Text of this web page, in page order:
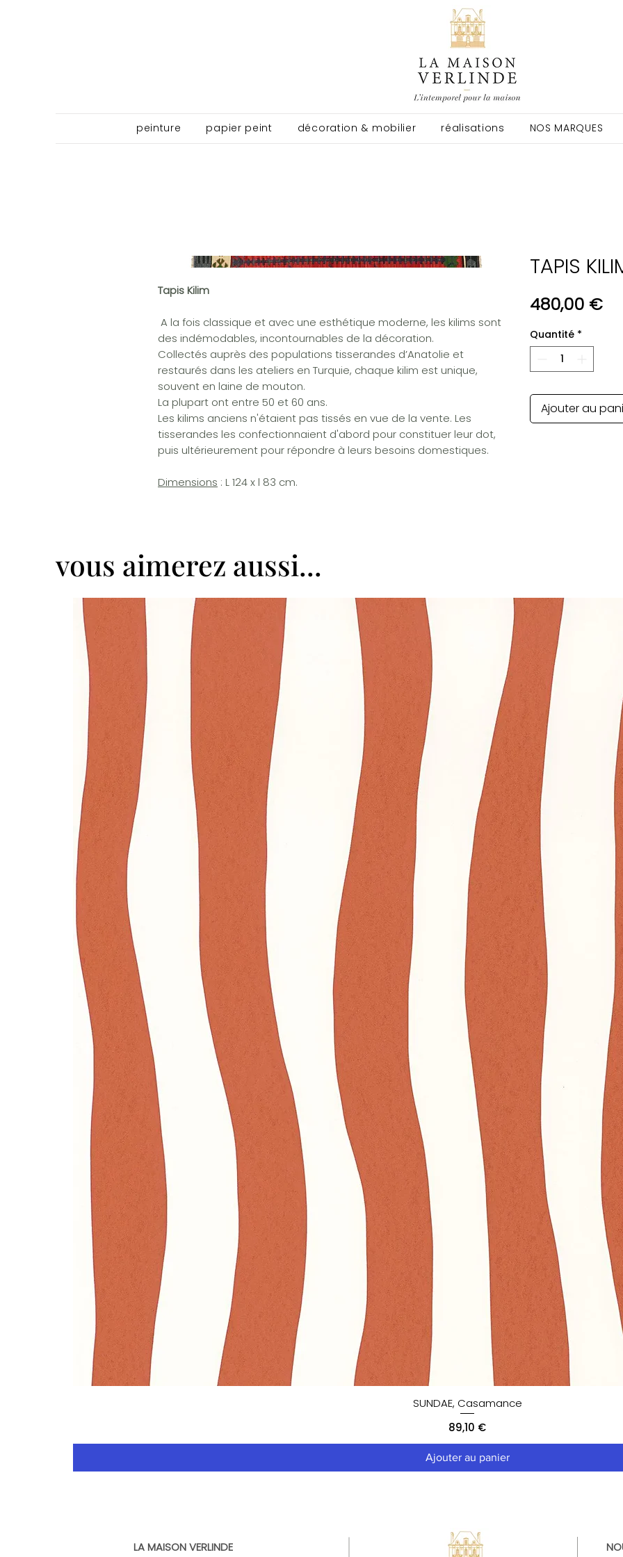
peinture papier peint décoration & mobilier réalisations NOS MARQUES
Tapis Kilim
A la fois classique et avec une esthétique moderne, les kilims sont
des indémodables, incontournables de la décoration.
Collectés auprès des populations tisserandes d’Anatolie et
restaurés dans les ateliers en Turquie, chaque kilim est unique,
souvent en laine de mouton.
La plupart ont entre 50 et 60 ans.
Les kilims anciens n'étaient pas tissés en vue de la vente. Les
tisserandes les confectionnaient d'abord pour constituer leur dot,
puis ultérieurement pour répondre à leurs besoins domestiques.
Dimensions : L 124 x l 83 cm.
TAPIS
480,00 €
Quantité *
Ajouter au
vous aimerez aussi...
SUNDAE, Casamance
Prix
89,10 €
Ajouter au panier
LA MAISON VERLINDE